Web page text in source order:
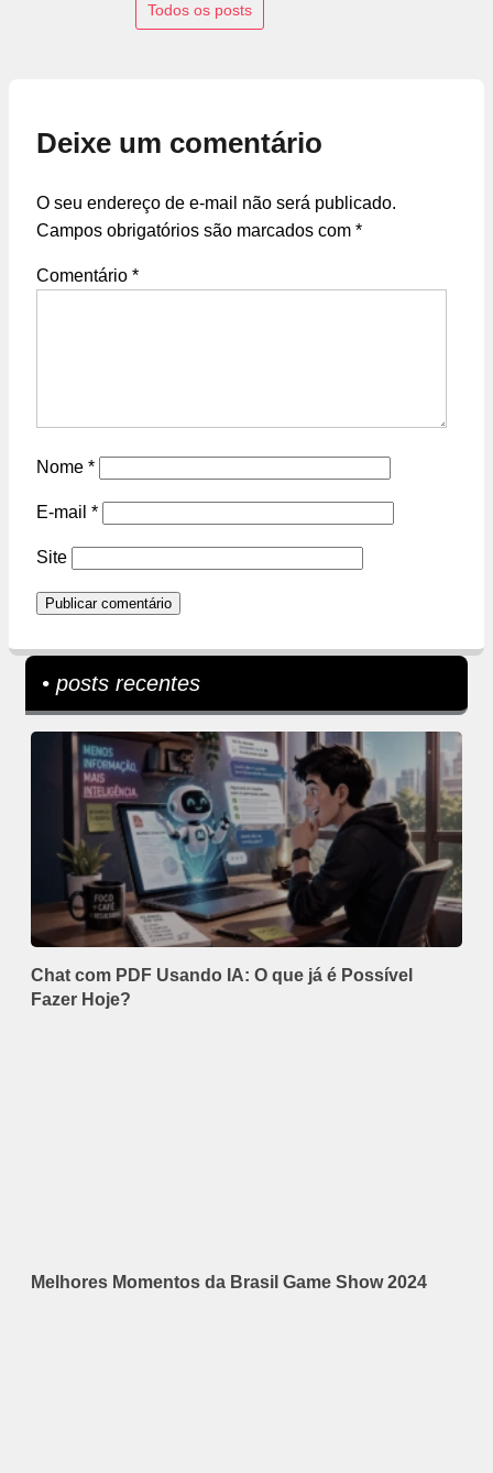
Todos os posts
Deixe um comentário
O seu endereço de e-mail não será publicado.
Campos obrigatórios são marcados com *
Comentário *
Nome *
E-mail *
Site
• posts recentes
Chat com PDF Usando IA: O que já é Possível
Fazer Hoje?
Melhores Momentos da Brasil Game Show 2024